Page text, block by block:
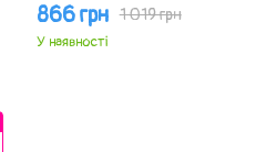
1 019 грн
866 грн
У наявності